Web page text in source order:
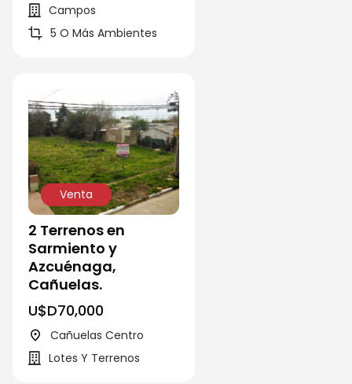
Campos
5 O Más Ambientes
Venta
2 Terrenos en
Sarmiento y
Azcuénaga,
Cañuelas.
U$D70,000
Cañuelas Centro
Lotes Y Terrenos